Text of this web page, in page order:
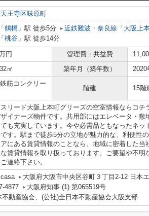
王寺区味原町
「 鶴橋 」駅 徒歩5分 近鉄難波・奈良線 「 大阪上
「 桃谷 」駅 徒歩14分
円 管理費・共益費
㎡ 築年月（築年数） 2020
筋コンクリー
階建 15階
リード大阪上本町グリーズの空室情報ならコチ
イナーズ物件です。共用部にはエレベータ・敷
も充実しています。今や必需品ともなったネッ
す。駅まで徒歩5分の立地が魅力的な、利便性
にある賃貸情報のことなら、地域に密着した当
賃貸情報を取り扱っております。ご要望や不明
連絡下さい。
大阪府大阪市中央区谷町３丁目2-12 日本
4877
大阪府知事 (1) 第065519号
不動産協会、(公社)全日本不動産協会大阪支部